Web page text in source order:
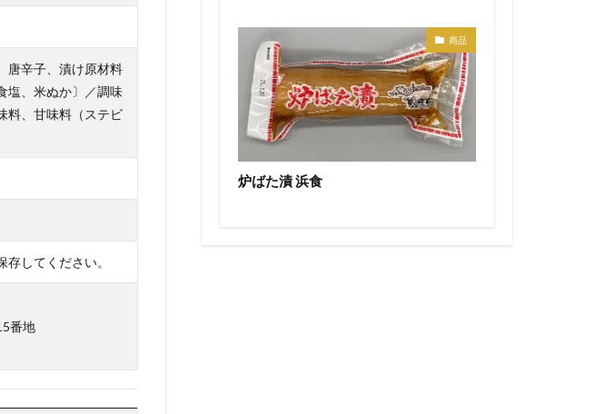
唐辛子、漬け原材料
塩、米ぬか〕／調味
料、甘味料（ステビ
してください。
番地
商品
炉ばた漬 浜食